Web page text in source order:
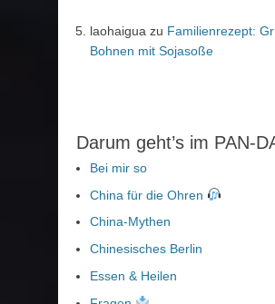
laohaigua zu Familienrezept:
Bohnen mit Sojasoße
Darum geht’s im PAN-
Bei mir so
China für die Ohren
China-Mythen
Chinesisches Berlin
Essen & Heilen